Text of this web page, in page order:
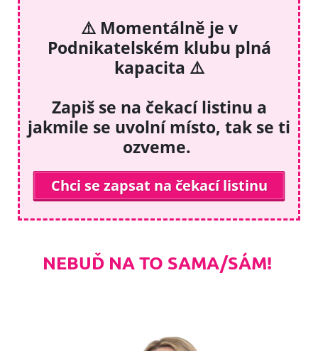
⚠️ Momentálně je v
Podnikatelském klubu plná
kapacita ⚠️
Zapiš se na čekací listinu a
jakmile se uvolní místo, tak se ti
ozveme.
Chci se zapsat na čekací listinu
NEBUĎ NA TO SAMA/SÁM!